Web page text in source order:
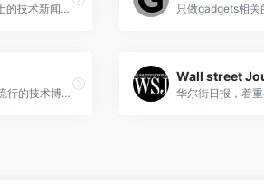
发布IT专业人士的技术新闻、分析、评论和产品评论 只做gadgets相关
是互联网上最流行的技术博客之一，关注小工具和制造小工具的技术
Wall street